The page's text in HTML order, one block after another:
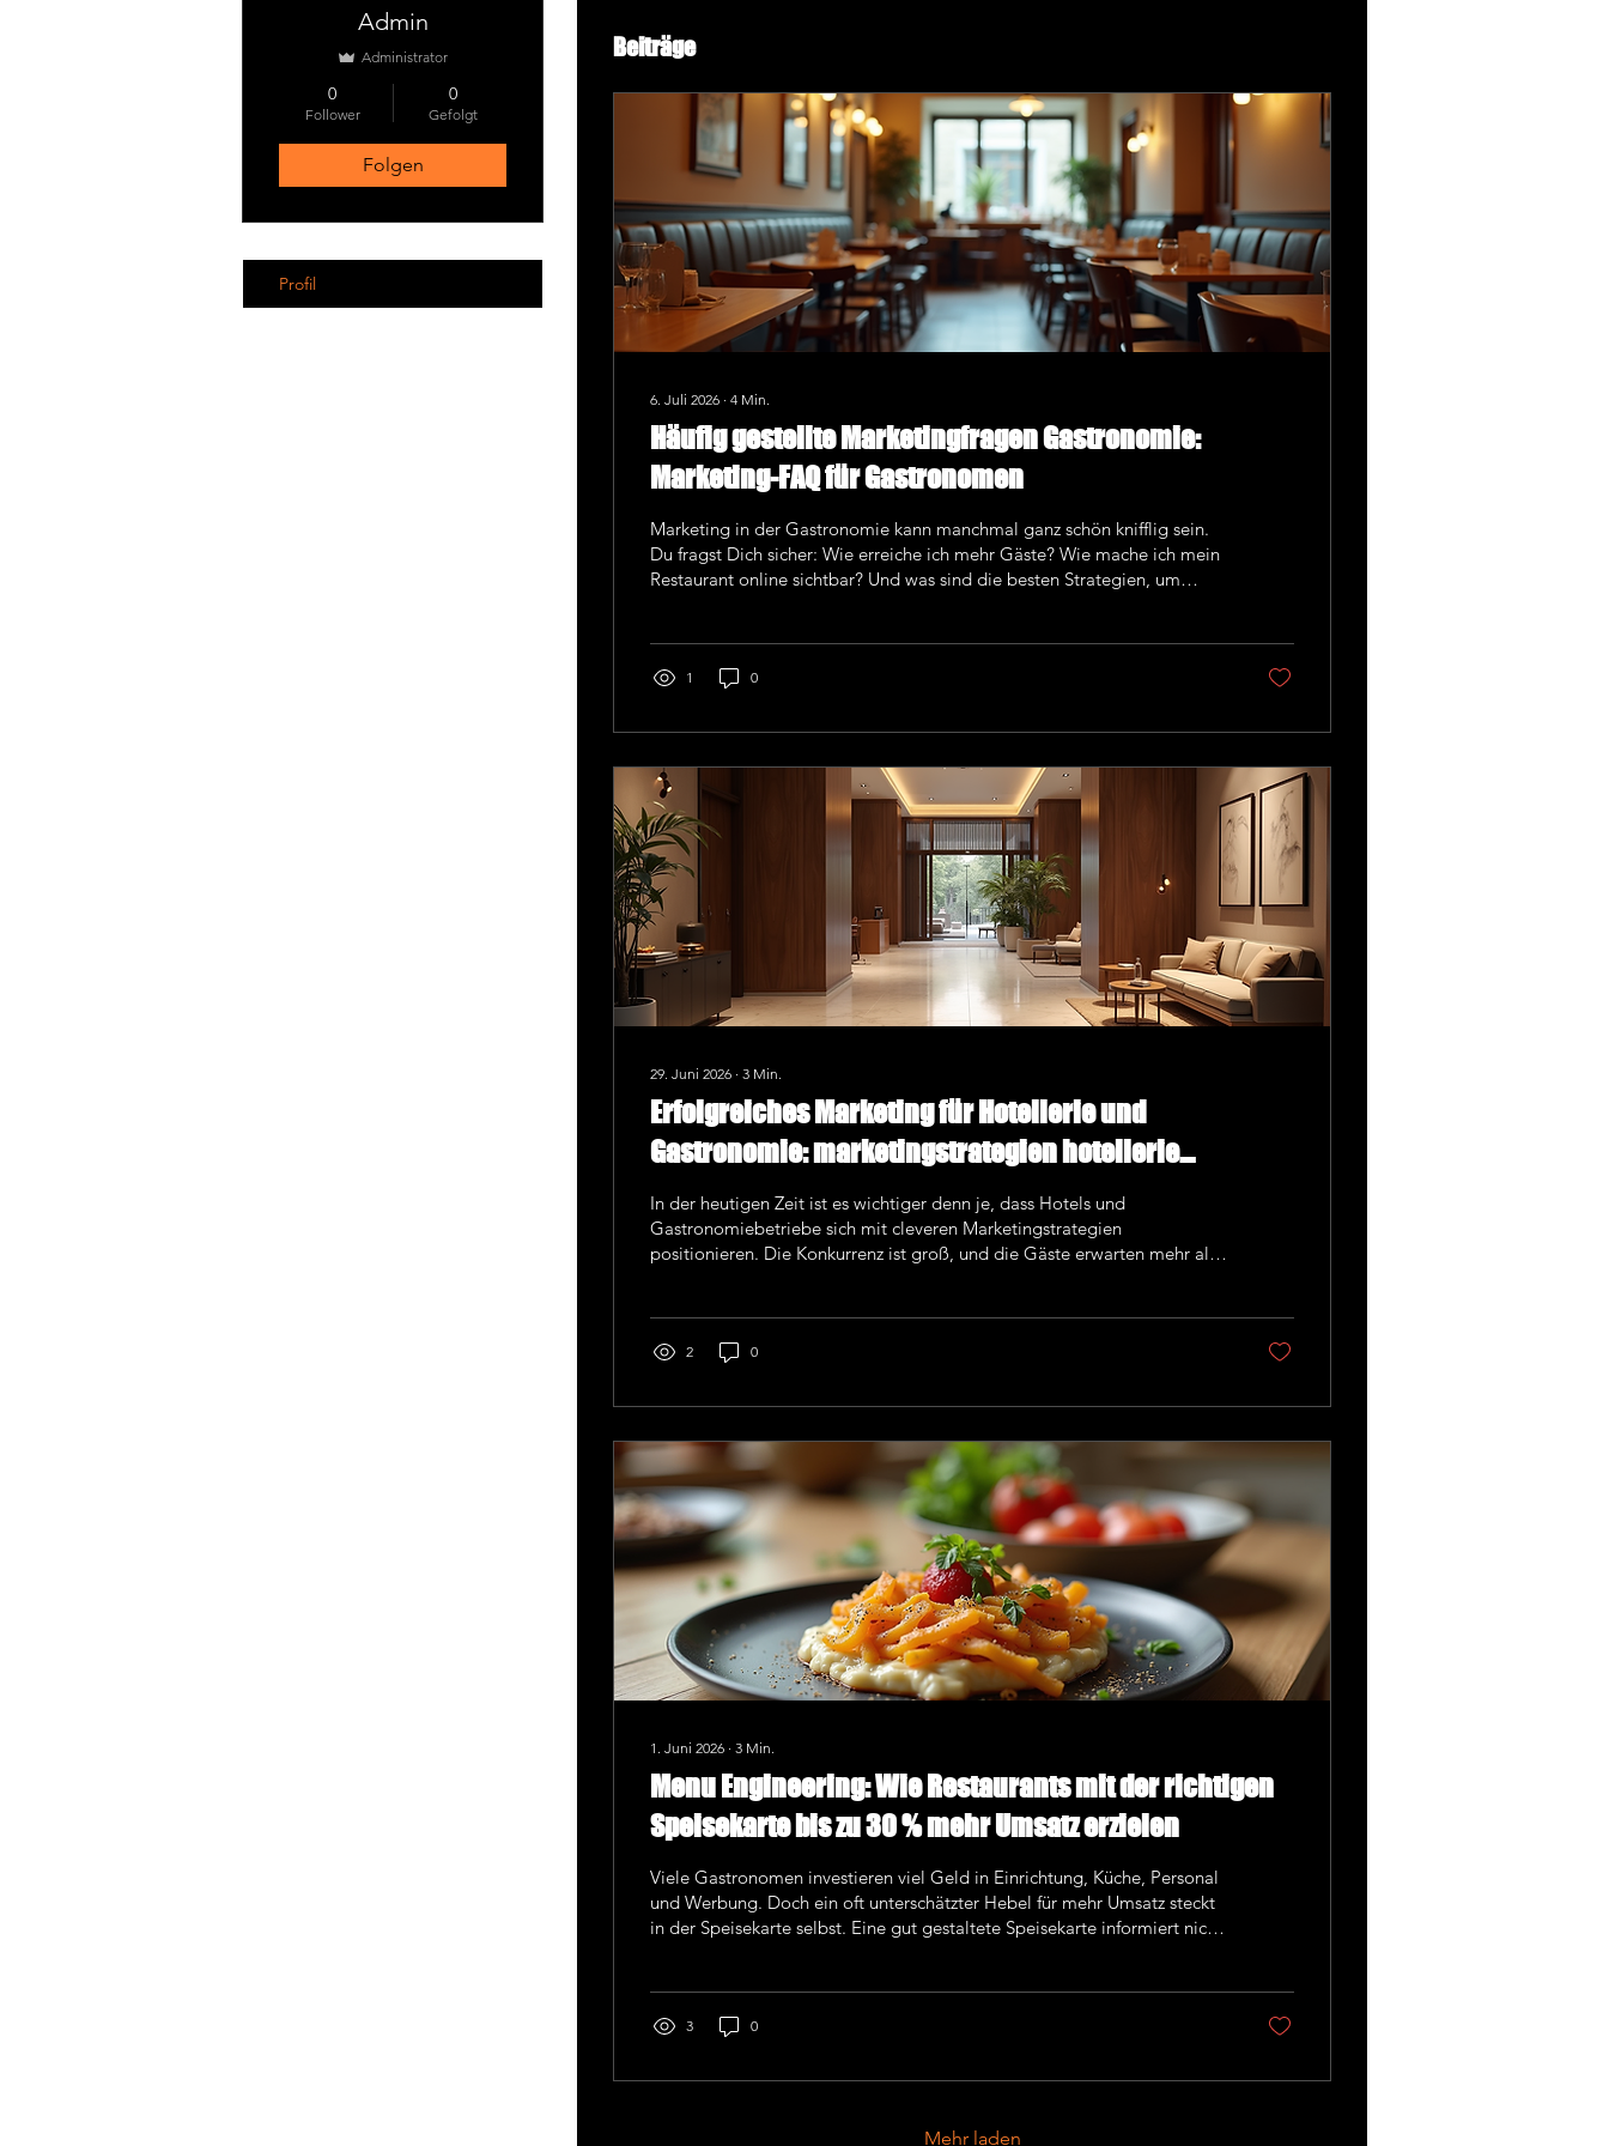
Beiträge
6. Juli 2026 ∙ 4 Min.
Häufig gestellte Marketingfragen Gastronomie:
Marketing-FAQ für Gastronomen
Marketing in der Gastronomie kann manchmal ganz schön knifflig sein.
Du fragst Dich sicher: Wie erreiche ich mehr Gäste? Wie mache ich mein
Restaurant online sichtbar? Und was sind die besten Strategien, um
gestellte Marketingfragen Gastronomie: Deine wichtigsten Fragen im
1 0
29. Juni 2026 ∙ 3 Min.
Erfolgreiches Marketing für Hotellerie und
Gastronomie: marketingstrategien hotellerie
gastronomie
In der heutigen Zeit ist es wichtiger denn je, dass Hotels und
Gastronomiebetriebe sich mit cleveren Marketingstrategien
positionieren. Die Konkurrenz ist groß, und die Gäste erwarten mehr als
Deine Sichtbarkeit erhöhst und mehr Buchungen generierst. Warum sind
2 0
1. Juni 2026 ∙ 3 Min.
Menu Engineering: Wie Restaurants mit der richtigen
Speisekarte bis zu 30 % mehr Umsatz erzielen
Viele Gastronomen investieren viel Geld in Einrichtung, Küche, Personal
und Werbung. Doch ein oft unterschätzter Hebel für mehr Umsatz steckt
in der Speisekarte selbst. Eine gut gestaltete Speisekarte informiert nicht
besser verkauft werden und Zusatzverkäufe zunehmen. Das Ergebnis:...
3 0
Mehr laden
Admin
Administrator
0
Follower
0
Gefolgt
Folgen
Profil